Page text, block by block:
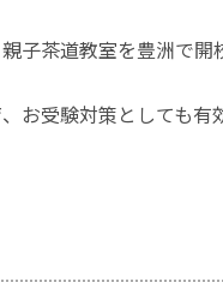
子茶道教室を豊洲で開
お受験対策としても有